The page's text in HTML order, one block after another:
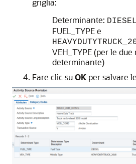
griglia:
Determinante:
FUEL_TYPE e
VEH_TYPE (per le
determinante)
Fare clic suOK per salvare